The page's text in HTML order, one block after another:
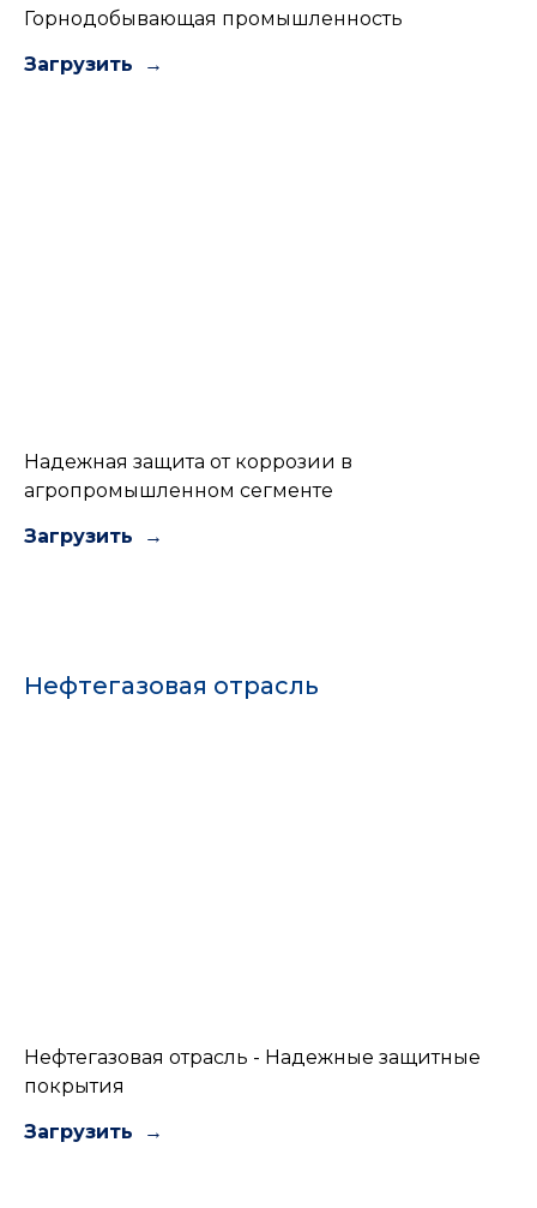
Горнодобывающая промышленность
Загрузить
Надежная защита от коррозии в
агропромышленном сегменте
Загрузить
Нефтегазовая отрасль
Нефтегазовая отрасль - Надежные защитные
покрытия
Загрузить